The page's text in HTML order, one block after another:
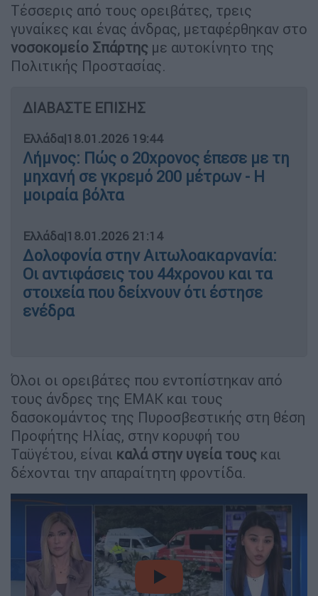
Τέσσερις από τους ορειβάτες, τρεις
γυναίκες και ένας άνδρας, μεταφέρθηκαν στο
νοσοκομείο Σπάρτης με αυτοκίνητο της
Πολιτικής Προστασίας.
ΔΙΑΒΑΣΤΕ ΕΠΙΣΗΣ
Ελλάδα|18.01.2026 19:44
Λήμνος: Πώς ο 20χρονος έπεσε με τη
μηχανή σε γκρεμό 200 μέτρων - Η
μοιραία βόλτα
Ελλάδα|18.01.2026 21:14
Δολοφονία στην Αιτωλοακαρνανία:
Οι αντιφάσεις του 44χρονου και τα
στοιχεία που δείχνουν ότι έστησε
ενέδρα
Όλοι οι ορειβάτες που εντοπίστηκαν από
τους άνδρες της ΕΜΑΚ και τους
δασοκομάντος της Πυροσβεστικής στη θέση
Προφήτης Ηλίας, στην κορυφή του
Ταϋγέτου, είναι καλά στην υγεία τους και
δέχονται την απαραίτητη φροντίδα.
video